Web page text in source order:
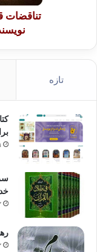
تناقضات
تازه